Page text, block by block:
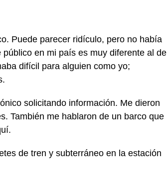
Puede parecer ridículo, pero no había
en mi país es muy diferente al de
difícil para alguien como yo;
solicitando información. Me dieron
También me hablaron de un barco que
de tren y subterráneo en la estación